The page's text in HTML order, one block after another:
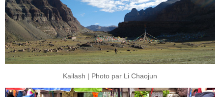
Kailash | Photo par Li Chaojun